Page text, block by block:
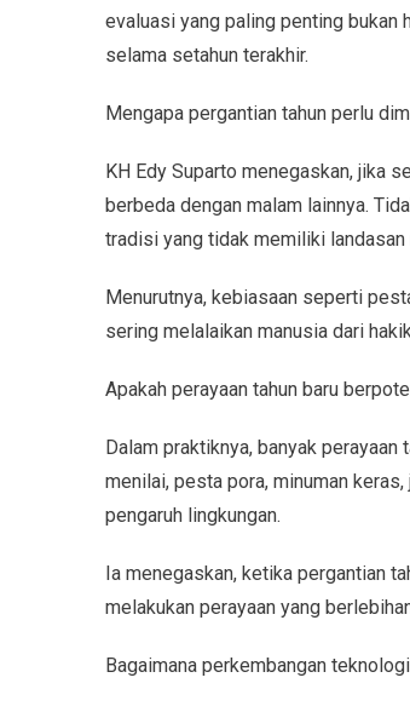
evaluasi yang paling penting bukan
selama setahun terakhir.
Mengapa pergantian tahun perlu
KH Edy Suparto menegaskan, jika
berbeda dengan malam lainnya.
tradisi yang tidak memiliki landasan
Menurutnya, kebiasaan seperti
sering melalaikan manusia dari
Apakah perayaan tahun baru
Dalam praktiknya, banyak
menilai, pesta pora, minuman
pengaruh lingkungan.
Ia menegaskan, ketika pergantian
melakukan perayaan yang
Bagaimana perkembangan